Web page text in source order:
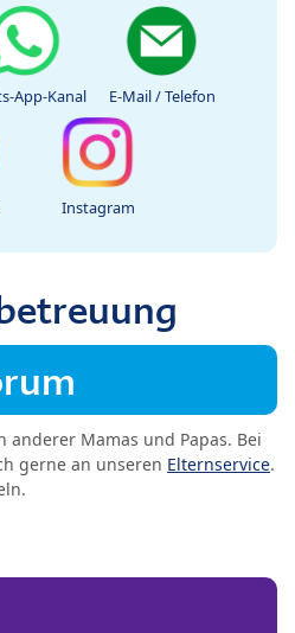
App-Kanal E-Mail / Telefon
Instagram
Mamas und Papas. Bei
gerne an unseren Elternservice.